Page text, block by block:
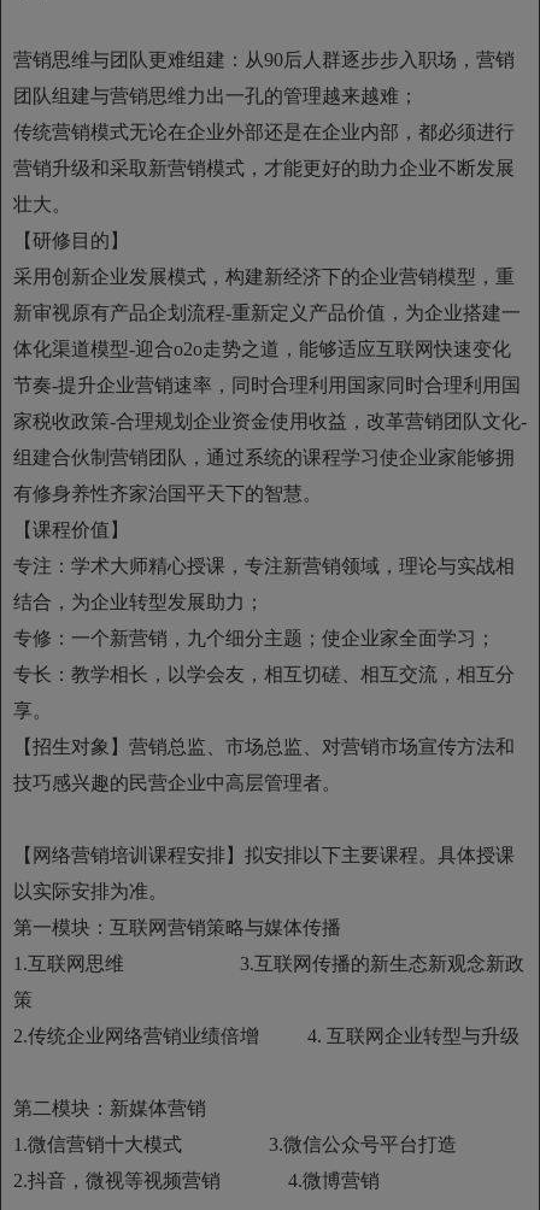
营销思维与团队更难组建：从90后人群逐步步入职场，营销
团队组建与营销思维力出一孔的管理越来越难；
传统营销模式无论在企业外部还是在企业内部，都必须进行
营销升级和采取新营销模式，才能更好的助力企业不断发展
壮大。
【研修目的】
采用创新企业发展模式，构建新经济下的企业营销模型，重
新审视原有产品企划流程-重新定义产品价值，为企业搭建一
体化渠道模型-迎合o2o走势之道，能够适应互联网快速变化
节奏-提升企业营销速率，同时合理利用国家同时合理利用国
家税收政策-合理规划企业资金使用收益，改革营销团队文化-
组建合伙制营销团队，通过系统的课程学习使企业家能够拥
有修身养性齐家治国平天下的智慧。
【课程价值】
专注：学术大师精心授课，专注新营销领域，理论与实战相
结合，为企业转型发展助力；
专修：一个新营销，九个细分主题；使企业家全面学习；
专长：教学相长，以学会友，相互切磋、相互交流，相互分
享。
【招生对象】营销总监、市场总监、对营销市场宣传方法和
技巧感兴趣的民营企业中高层管理者。
【网络营销培训课程安排】拟安排以下主要课程。具体授课
以实际安排为准。
第一模块：互联网营销策略与媒体传播
1.互联网思维 3.互联网传播的新生态新观念新政
策
2.传统企业网络营销业绩倍增 4. 互联网企业转型与升级
第二模块：新媒体营销
1.微信营销十大模式 3.微信公众号平台打造
2.抖音，微视等视频营销 4.微博营销